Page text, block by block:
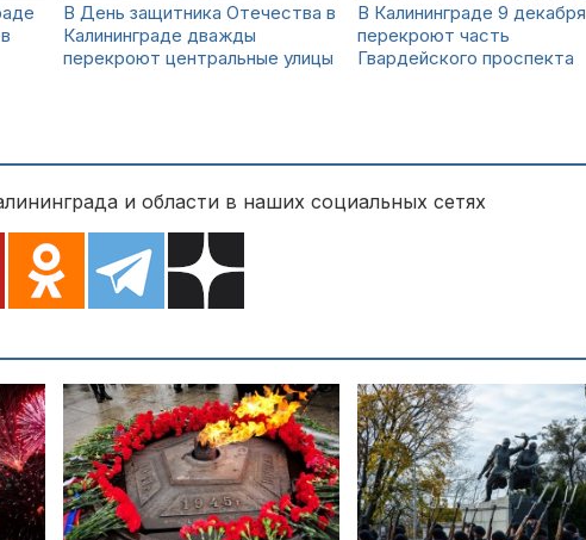
В День защитника Отечества в
Калининграде дважды
перекроют центральные улицы
В Калининграде 9 декабря
перекроют часть
Гвардейского проспекта
и области в наших социальных сетях